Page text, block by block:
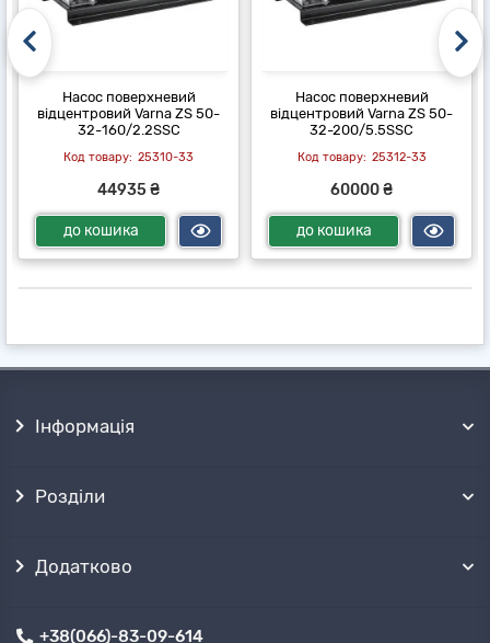
Насос поверхневий
відцентровий Varna ZS 50-
32-160/2.2SSC
25310-33
44935 ₴
до кошика
Насос поверхневий
відцентровий Varna ZS 50-
32-200/5.5SSC
25312-33
60000 ₴
до кошика
Інформація
Розділи
Додатково
+38(066)-83-09-614